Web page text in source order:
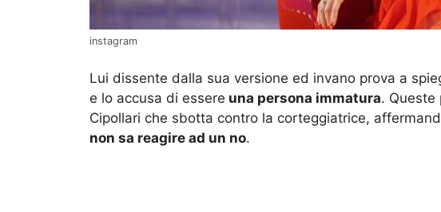
instagram
Lui dissente dalla sua versione ed invano prova a
e lo accusa di essere una persona immatura. Queste
Cipollari che sbotta contro la corteggiatrice,
non sa reagire ad un no.